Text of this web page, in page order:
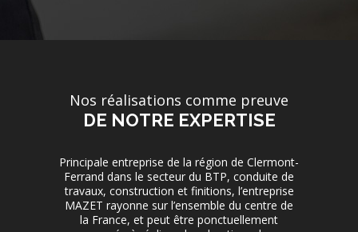
Nos réalisations comme preuve
DE NOTRE EXPERTISE
Principale entreprise de la région de Clermont-
Ferrand dans le secteur du BTP, conduite de
travaux, construction et finitions, l’entreprise
MAZET rayonne sur l’ensemble du centre de
la France, et peut être ponctuellement